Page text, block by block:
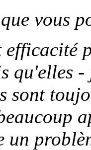
vous
qu'elles
sont
un